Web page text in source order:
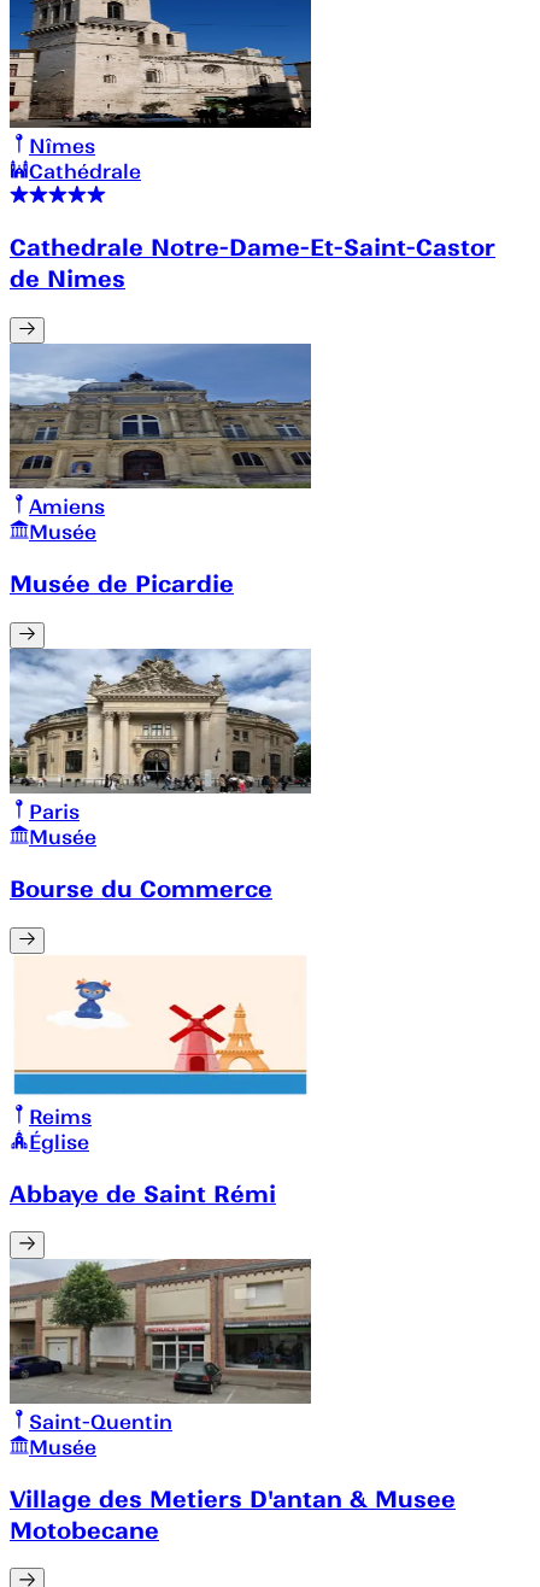
Nîmes
Cathédrale
Cathedrale Notre-Dame-Et-Saint-Castor
de Nimes
Amiens
Musée
Musée de Picardie
Paris
Musée
Bourse du Commerce
Reims
Église
Abbaye de Saint Rémi
Saint-Quentin
Musée
Village des Metiers D'antan & Musee
Motobecane